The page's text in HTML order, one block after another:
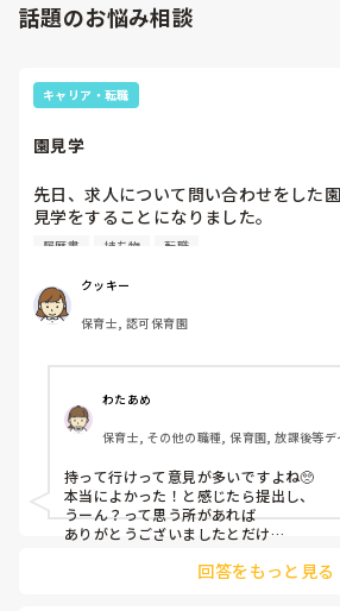
話題のお悩み相談
キャリア・転職
園見学
先日、求人について問い合わせをした
見学をすることになりました。
私としては求人に応募したという認識
問しましたが、見学なので特にありませ
このような場合は本当に見学だけで終
でしょうか？
履歴書 持ち物 転職
クッキー
保育士, 認可保育園
わたあめ
保育士, その他の職種, 保育園, 放課後等
持って行けって意見が多いですよね🥺
本当によかった！と感じたら提出し、
うーん？って思う所があれば
ありがとうございましたとだけ
回答をもっと見る